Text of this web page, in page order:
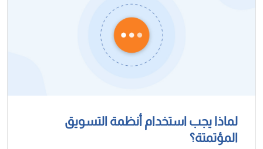
لماذا يجب استخدام أنظمة التسويق
المؤتمتة؟